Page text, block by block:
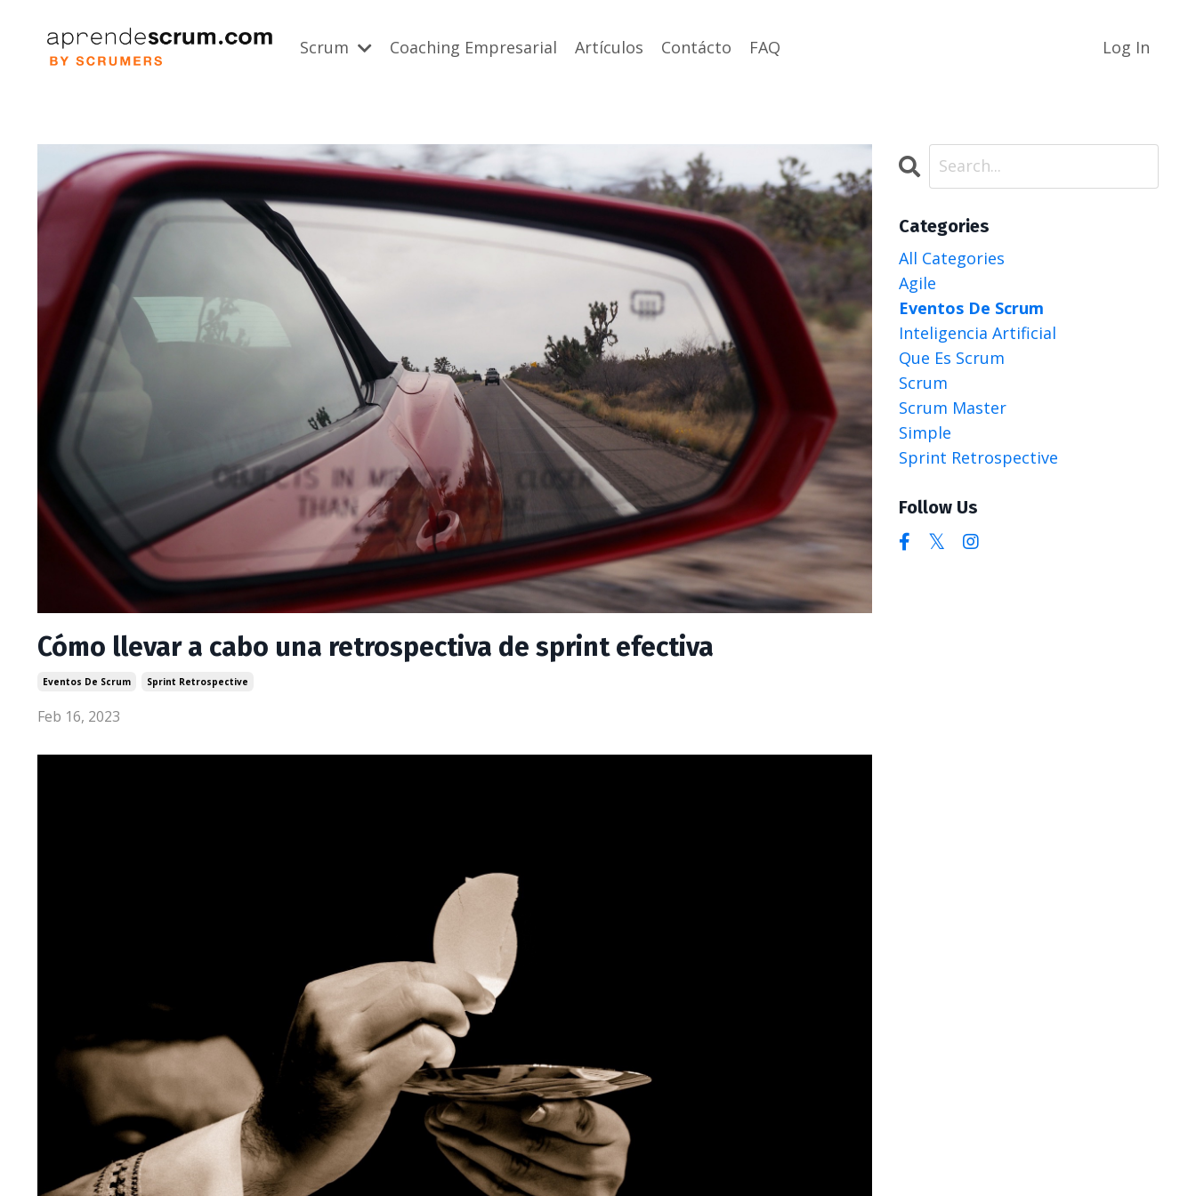
Scrum Coaching Empresarial Artículos Contácto FAQ Log In
Cómo llevar a cabo una retrospectiva de sprint efectiva
Eventos De Scrum Sprint Retrospective
Feb 16, 2023
Categories
All Categories
Agile
Eventos De Scrum
Inteligencia Artificial
Que Es Scrum
Scrum
Scrum Master
Simple
Sprint Retrospective
Follow Us